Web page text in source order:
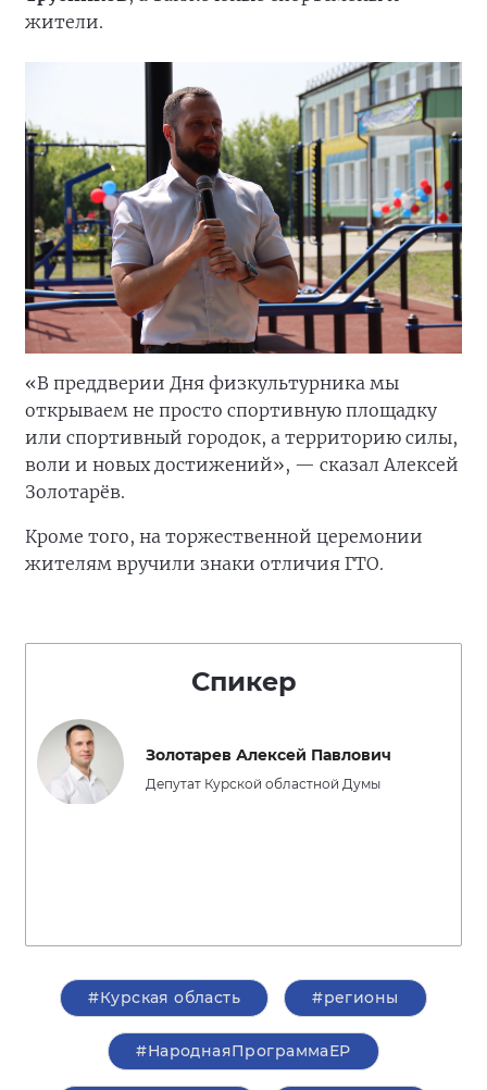
жители.
«В преддверии Дня физкультурника мы
открываем не просто спортивную площадку
или спортивный городок, а территорию силы,
воли и новых достижений», — сказал Алексей
Золотарёв.
Кроме того, на торжественной церемонии
жителям вручили знаки отличия ГТО.
Спикер
Золотарев Алексей Павлович
Депутат Курской областной Думы
#Курская область #регионы
#НароднаяПрограммаЕР